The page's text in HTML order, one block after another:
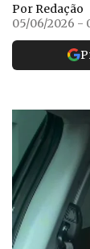
Por Redação
05/06/2026 -